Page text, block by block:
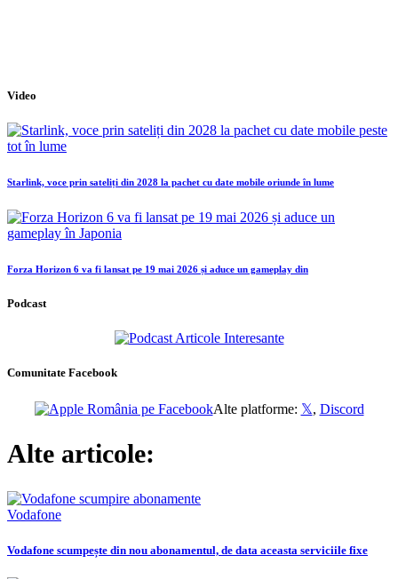
Video
Starlink, voce prin sateliți din 2028 la pachet cu date mobile oriunde în lume
Forza Horizon 6 va fi lansat pe 19 mai 2026 și aduce un gameplay din
Podcast
Comunitate Facebook
Alte platforme: 𝕏, Discord
Alte articole:
Vodafone
Vodafone scumpește din nou abonamentul, de data aceasta serviciile fixe